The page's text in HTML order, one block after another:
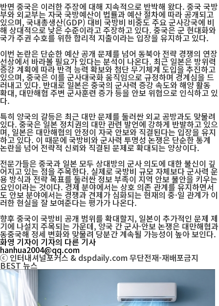
반면 중국은 이러한 주장에 대해 지속적으로 반박해 왔다. 중국 국방
부와 외교부는 자국 국방예산이 법률과 예산 절차에 따라 공개되고
있으며, 국내총생산(GDP) 대비 국방비 비중도 주요 군사강국에 비
해 상대적으로 낮은 수준이라고 주장하고 있다. 중국은 군 현대화와
국가 주권 수호를 위한 합리적 지출이라는 입장을 유지하고 있다.
이번 논란은 단순한 예산 공개 문제를 넘어 동북아 전략 경쟁의 연장
선상에서 바라볼 필요가 있다는 분석이 나온다. 최근 일본은 방위력
증강 계획에 따라 반격 능력 확보와 첨단 무기체계 도입을 추진하고
있으며, 중국은 이를 군사대국화 움직임으로 규정하며 경계심을 드
러내고 있다. 반대로 일본은 중국의 군사력 증강 속도와 해양 활동
확대, 대만해협 주변 군사훈련 증가 등을 안보 위협으로 인식하고 있
다.
특히 양국의 갈등은 최근 대만 문제를 둘러싼 외교 공방과도 맞물려
있다. 중국은 일본 정치권의 대만 관련 발언에 강하게 반발하고 있으
며, 일본은 대만해협의 안정이 자국 안보와 직결된다는 입장을 유지
하고 있다. 이 때문에 국방비와 군사력 투명성 논쟁은 단순한 통계
논란을 넘어 전략적 신뢰와 직결된 문제로 확대되는 양상이다.
전문가들은 중국과 일본 모두 상대방의 군사 의도에 대한 불신이 깊
어지고 있는 점을 주목한다. 실제로 국방비 규모 자체보다 군사력 운
용 방식과 전략 목표를 둘러싼 정보 부족이 지역 안보 불안을 키우는
요인이라는 것이다. 경제 분야에서는 상호 의존 관계를 유지하면서
도 안보 분야에서는 경쟁과 견제가 심화되는 현재의 중·일 관계가 이
러한 현실을 잘 보여준다는 평가가 나온다.
향후 중국이 국방비 공개 범위를 확대할지, 일본이 추가적인 문제 제
기에 나설지 주목되는 가운데, 양국 간 군사·안보 논쟁은 대만해협과
동중국해 정세 변화와 맞물려 당분간 계속될 가능성이 높아 보인다.
화영 기자이 기자의 다른 기사
hanhua2004@qq.com
ⓒ 인터내셔널포커스 & dspdaily.com 무단전재-재배포금지
BEST뉴스